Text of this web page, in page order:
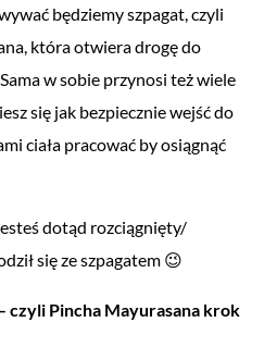
będziemy szpagat, czyli
która otwiera drogę do
w sobie przynosi też wiele
się jak bezpiecznie wejść do
ciała pracować by osiągnąć
dotąd rozciągnięty/
się ze szpagatem 😉
czyli Pincha Mayurasana krok